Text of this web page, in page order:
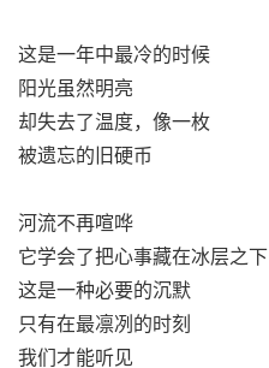
这是一年中最冷的时候
阳光虽然明亮
却失去了温度，像一枚
被遗忘的旧硬币
河流不再喧哗
它学会了把心事藏在冰层之下
这是一种必要的沉默
只有在最凛冽的时刻
我们才能听见